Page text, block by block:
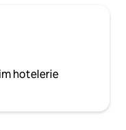
hotelerie